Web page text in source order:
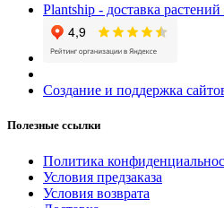
Plantship - доставка
Создание и поддержка
Полезные ссылки
Политика
Условия предзаказа
Условия возврата